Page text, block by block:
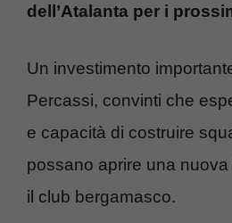
dell’Atalanta per i
Un investimento
Percassi, convinti che
e capacità di costruire
possano aprire una
il club bergamasco.